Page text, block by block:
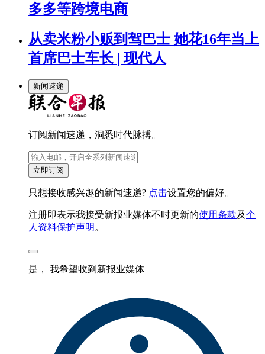
多多等跨境电商
从卖米粉小贩到驾巴士 她花16年当上
首席巴士车长 | 现代人
新闻速递
订阅新闻速递，洞悉时代脉搏。
立即订阅
只想接收感兴趣的新闻速递? 点击设置您的偏好。
注册即表示我接受新报业媒体不时更新的使用条款及个
人资料保护声明 。
是， 我希望收到新报业媒体